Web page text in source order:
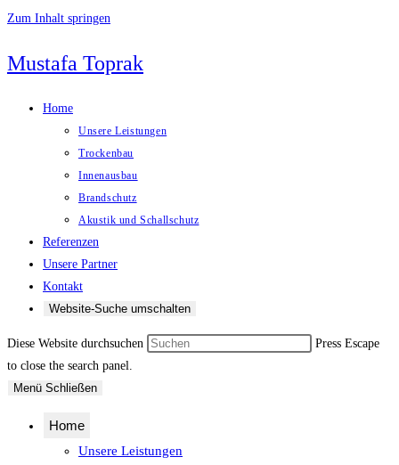
Zum Inhalt springen
Mustafa Toprak
Home
Unsere Leistungen
Trockenbau
Innenausbau
Brandschutz
Akustik und Schallschutz
Referenzen
Unsere Partner
Kontakt
Website-Suche umschalten
Diese Website durchsuchen
Press Escape
to close the search panel.
Menü Schließen
Home
Unsere Leistungen